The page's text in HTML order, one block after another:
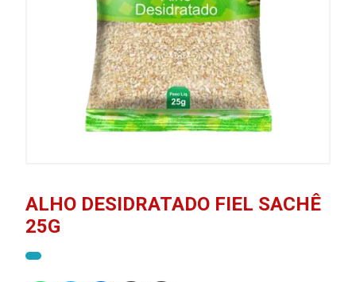
ALHO DESIDRATADO FIEL SACHÊ
25G